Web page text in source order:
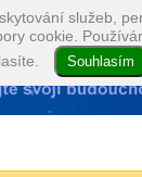
služeb,
cookie.